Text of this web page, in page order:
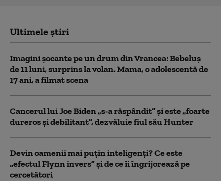
Ultimele știri
Imagini șocante pe un drum din Vrancea: Bebeluș
de 11 luni, surprins la volan. Mama, o adolescentă de
17 ani, a filmat scena
Cancerul lui Joe Biden „s-a răspândit” şi este „foarte
dureros și debilitant”, dezvăluie fiul său Hunter
Devin oamenii mai puțin inteligenți? Ce este
„efectul Flynn invers” și de ce îi îngrijorează pe
cercetători